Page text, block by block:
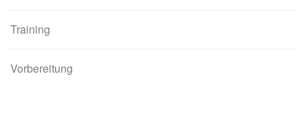
Training
Vorbereitung